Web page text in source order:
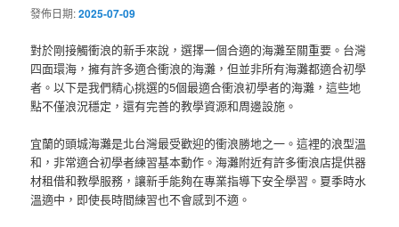
發佈日期:2025-07-09
對於剛接觸衝浪的新手來說，選擇一個合適的海灘至關重要。台灣
四面環海，擁有許多適合衝浪的海灘，但並非所有海灘都適合初學
者。以下是我們精心挑選的5個最適合衝浪初學者的海灘，這些地
點不僅浪況穩定，還有完善的教學資源和周邊設施。
宜蘭的頭城海灘是北台灣最受歡迎的衝浪勝地之一。這裡的浪型溫
和，非常適合初學者練習基本動作。海灘附近有許多衝浪店提供器
材租借和教學服務，讓新手能夠在專業指導下安全學習。夏季時水
溫適中，即使長時間練習也不會感到不適。